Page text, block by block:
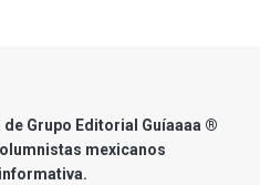
Grupo Editorial Guíaaaa ®
mexicanos